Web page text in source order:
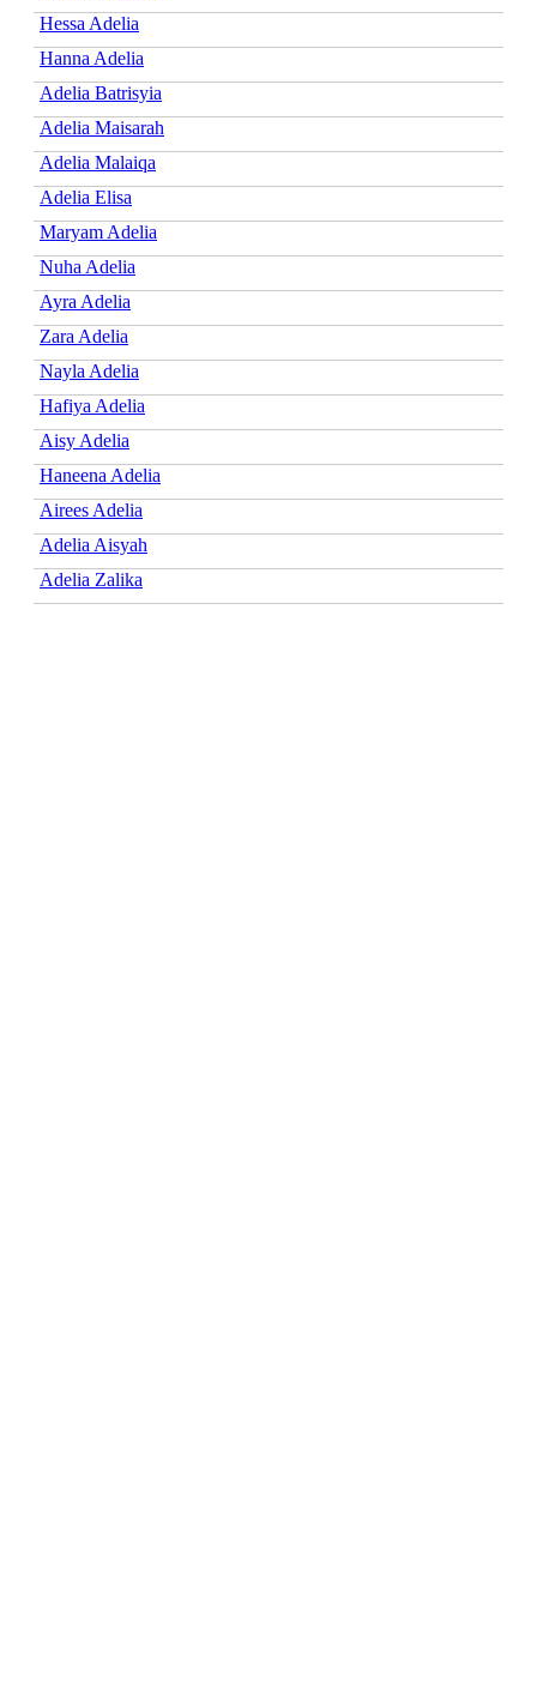
Hessa Adelia
Hanna Adelia
Adelia Batrisyia
Adelia Maisarah
Adelia Malaiqa
Adelia Elisa
Maryam Adelia
Nuha Adelia
Ayra Adelia
Zara Adelia
Nayla Adelia
Hafiya Adelia
Aisy Adelia
Haneena Adelia
Airees Adelia
Adelia Aisyah
Adelia Zalika